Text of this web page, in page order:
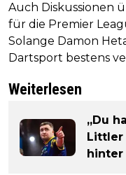
Auch Diskussionen
für die Premier
Solange Damon
Dartsport bestens
Weiterlesen
„Du
hinter